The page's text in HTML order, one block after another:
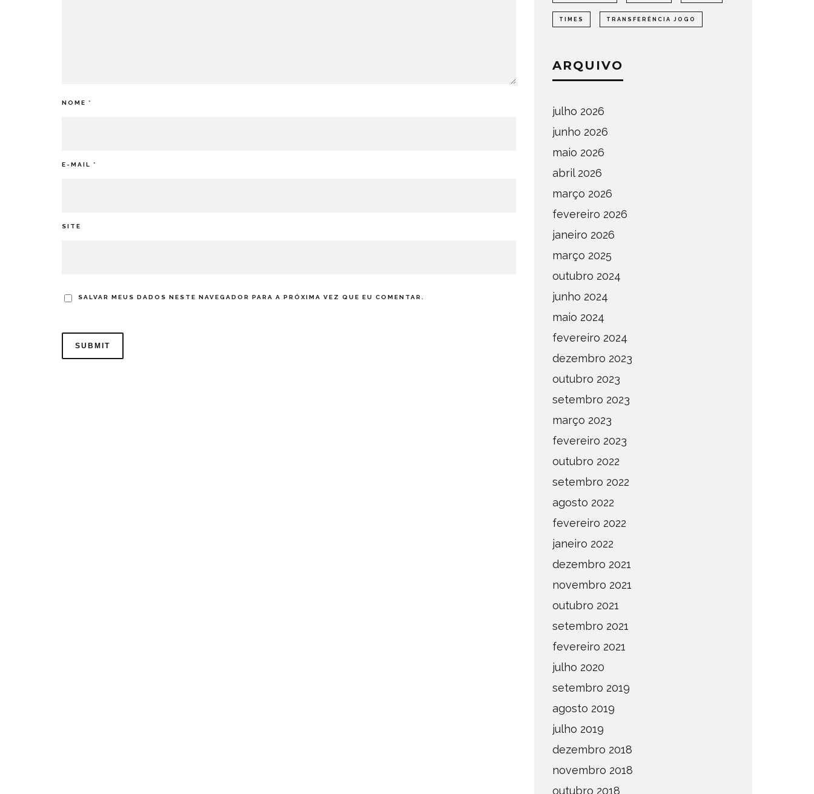
NOME *
E-MAIL *
SITE
SALVAR MEUS DADOS NESTE NAVEGADOR PARA A PRÓXIMA VEZ QUE EU COMENTAR.
TIMES TRANSFERÊNCIA JOGO
ARQUIVO
julho 2026
junho 2026
maio 2026
abril 2026
março 2026
fevereiro 2026
janeiro 2026
março 2025
outubro 2024
junho 2024
maio 2024
fevereiro 2024
dezembro 2023
outubro 2023
setembro 2023
março 2023
fevereiro 2023
outubro 2022
setembro 2022
agosto 2022
fevereiro 2022
janeiro 2022
dezembro 2021
novembro 2021
outubro 2021
setembro 2021
fevereiro 2021
julho 2020
setembro 2019
agosto 2019
julho 2019
dezembro 2018
novembro 2018
outubro 2018